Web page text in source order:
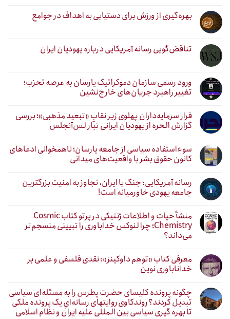
بهره‌گیری از ورزش برای دستیابی به اهداف در جوامع
تناقض‌گویی رسانه آمریکایی درباره یهودیان ایران
ورود رسمی سازمان دموکراتیک یارسان به عرصه تحزب؛
تغییر راهبرد جریان‌های خارج‌نشین
فرار سرمایه‌داران پهلوی زیر نقابِ «تبعید مذهبی»؛ بررسی
گزارش الحره از یهودیان ایرانی تبار لس‌آنجلس
سوءاستفاده سیاسی از جامعه یارسان؛ ناهمخوانی ادعاهای
کانون حقوق بشر با واقعیت‌های میدانی
رسانه آمریکایی: جنگ با ایران، تجاوز به امنیت بزرگترین
جامعه یهودی خاورمیانه است!
منشأ حیات و اطلاعات ژنتیکی در پرتو کتاب Cosmic
Chemistry؛ چرا لنوکس خداباوری را تبیینی منسجم‌تر
می‌داند؟
معرفی کتاب «توهم داوکینز»: نقدی فلسفی و علمی بر
خداناباوری نوین
چگونه پرونده کلیسای حضرت پطرس را به مسئله‌ای سیاسی
تبدیل کردند؟ روندکاوی روایتهای رسانه‌ایِ یک پرونده ملکی
تا بهره گیری سیاسی بین المللی علیه ایران و نظام اسلامی